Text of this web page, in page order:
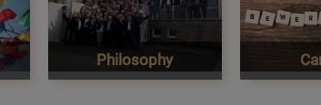
Philosophy